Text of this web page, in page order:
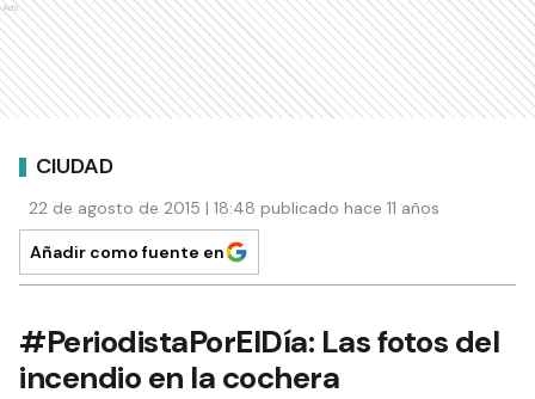
Ads
CIUDAD
22 de agosto de 2015 | 18:48 publicado hace 11 años
Añadir como fuente en
#PeriodistaPorElDía: Las fotos del
incendio en la cochera